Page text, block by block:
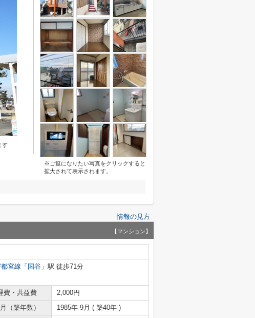
す
※ご覧になりたい写真をクリックすると
拡大されて表示されます。
情報の見方
【マンション】
宮線 「 国谷 」駅 徒歩71分
費・共益費
2,000円
（築年数）
1985年 9月 ( 築40年 )